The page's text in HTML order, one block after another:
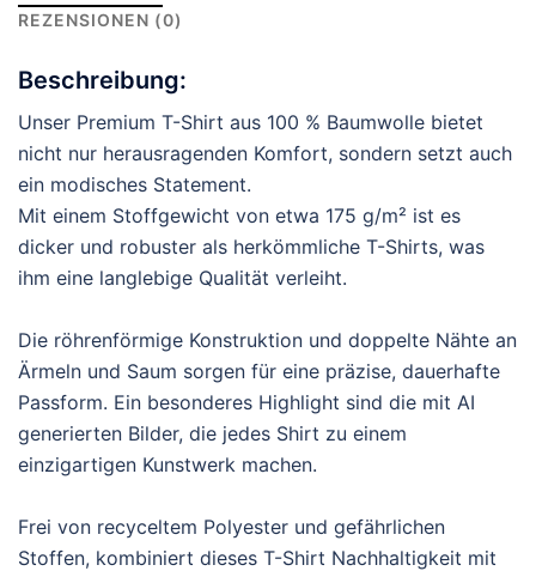
REZENSIONEN (0)
Beschreibung:
Unser Premium T-Shirt aus 100 % Baumwolle bietet
nicht nur herausragenden Komfort, sondern setzt auch
ein modisches Statement.
Mit einem Stoffgewicht von etwa 175 g/m² ist es
dicker und robuster als herkömmliche T-Shirts, was
ihm eine langlebige Qualität verleiht.
Die röhrenförmige Konstruktion und doppelte Nähte an
Ärmeln und Saum sorgen für eine präzise, dauerhafte
Passform. Ein besonderes Highlight sind die mit AI
generierten Bilder, die jedes Shirt zu einem
einzigartigen Kunstwerk machen.
Frei von recyceltem Polyester und gefährlichen
Stoffen, kombiniert dieses T-Shirt Nachhaltigkeit mit